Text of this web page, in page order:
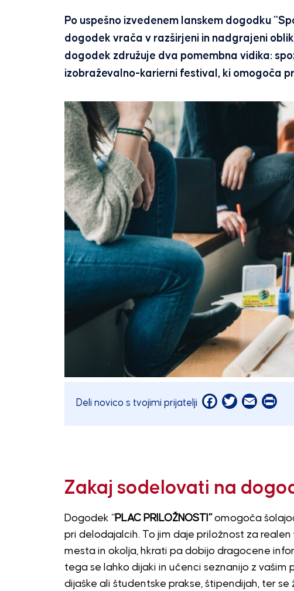
Po uspešno izvedenem lanskem dogodku
dogodek vrača v razširjeni in nadgrajeni obliki
dogodek združuje dva pomembna vidika:
izobraževalno-karierni festival, ki omogoča
Deli novico s tvojimi prijatelji Facebook
Twitter
EmailPrint
Zakaj sodelovati na
Dogodek “PLAC PRILOŽNOSTI”omogoča
pri delodajalcih. To jim daje priložnost za
mesta in okolja, hkrati pa dobijo dragocene
tega se lahko dijaki in učenci seznanijo z
dijaške ali študentske prakse, štipendijah, ter